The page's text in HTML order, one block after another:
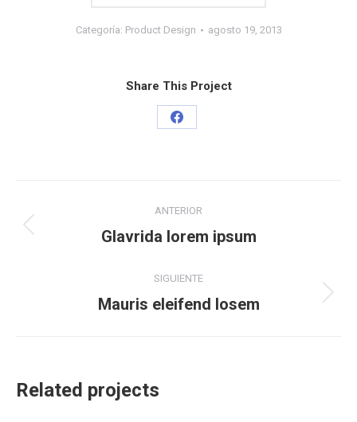
Categoría: Product Design agosto 19, 2013
Share This Project
Share
entre
ANTERIOR
Proyecto
Glavrida lorem ipsum
SIGUIENTE
Proyecto
Mauris eleifend losem
Related projects